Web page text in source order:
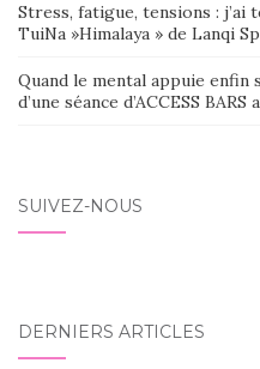
Stress, fatigue, tensions : j’ai
TuiNa »Himalaya » de Lanqi
Quand le mental appuie enfin
d’une séance d’ACCESS
SUIVEZ-NOUS
DERNIERS ARTICLES